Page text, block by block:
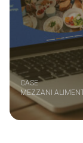
CASE
MEZZANI